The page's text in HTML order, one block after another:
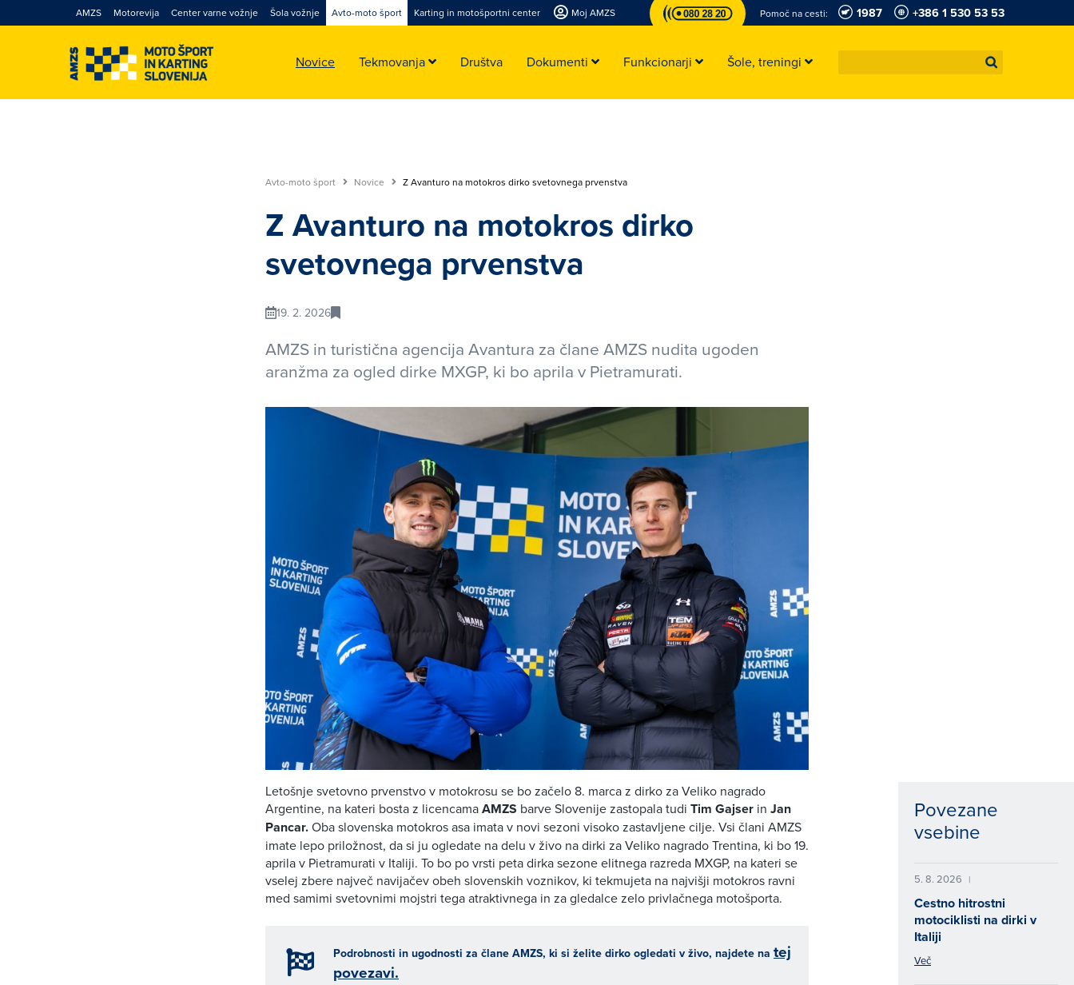
AMZS Motorevija Center varne vožnje Šola vožnje Avto-moto šport Karting in motošportni center Moj AMZS Pomoč na cesti: 1987 +386 1 530 53 53
Novice Tekmovanja Društva Dokumenti Funkcionarji Šole, treningi
Avto-moto šport Novice Z Avanturo na motokros dirko svetovnega prvenstva
Z Avanturo na motokros dirko
svetovnega prvenstva
19. 2. 2026
AMZS in turistična agencija Avantura za člane AMZS nudita ugoden
aranžma za ogled dirke MXGP, ki bo aprila v Pietramurati.
Letošnje svetovno prvenstvo v motokrosu se bo začelo 8. marca z dirko za Veliko nagrado
Argentine, na kateri bosta z licencamaAMZS barve Slovenije zastopala tudi Tim Gajser in Jan
Pancar.Oba slovenska motokros asa imata v novi sezoni visoko zastavljene cilje. Vsi člani AMZS
imate lepo priložnost, da si ju ogledate na delu v živo na dirki za Veliko nagrado Trentina, ki bo 19.
aprila v Pietramurati v Italiji. To bo po vrsti peta dirka sezone elitnega razreda MXGP, na kateri se
vselej zbere največ navijačev obeh slovenskih voznikov, ki tekmujeta na najvišji motokros ravni
med samimi svetovnimi mojstri tega atraktivnega in za gledalce zelo privlačnega motošporta.
Podrobnosti in ugodnosti za člane AMZS, ki si želite dirko ogledati v živo, najdete na tej
povezavi.
Povezane
vsebine
5. 8. 2026 |
Cestno hitrostni
motociklisti na dirki v
Italiji
Več